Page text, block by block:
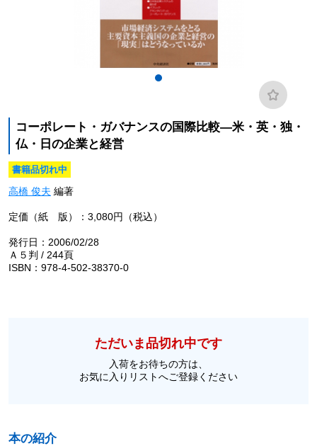
コーポレート・ガバナンスの国際比較―米・英・独・
仏・日の企業と経営
書籍品切れ中
高橋 俊夫 編著
定価（紙 版）：3,080円（税込）
発行日：2006/02/28
Ａ５判 / 244頁
ISBN：978-4-502-38370-0
ただいま品切れ中です
入荷をお待ちの方は、
お気に入りリストへご登録ください
本の紹介